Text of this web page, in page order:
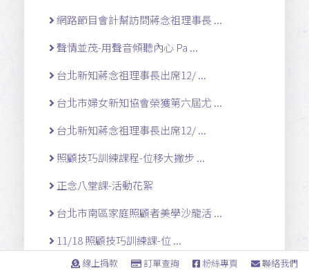
網路節目會計幫訪問蔣念祖理事長 ...
聲情並茂-用聲音傾聽內心 Pa ...
台北新知蔣念祖理事長出席12/ ...
台北市婦女新知協會榮獲第六屆尤 ...
台北新知蔣念祖理事長出席12/ ...
照顧技巧訓練課程-位移大撇步 ...
正念八堂課-活動花絮
台北市南區家庭照顧者美學沙龍活 ...
11/18 照顧技巧訓練課-位 ...
2021/11/2聲情並茂-用 ...
線上捐款 訂單查詢 粉絲專頁 聯絡我們